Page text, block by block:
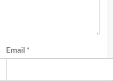
Email *